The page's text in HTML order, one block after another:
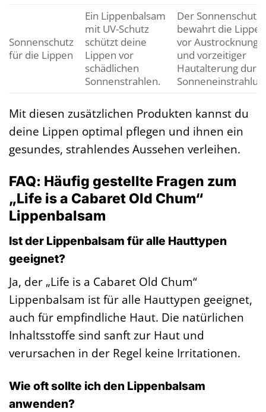
Sonnenschutz
für die Lippen
Ein Lippenbalsam
mit UV-Schutz
schützt deine
Lippen vor
schädlichen
Sonnenstrahlen.
Der Sonnenschutz
bewahrt die Lippen
vor Austrocknung
und vorzeitiger
Hautalterung
Mit diesen zusätzlichen Produkten kannst du
deine Lippen optimal pflegen und ihnen ein
gesundes, strahlendes Aussehen verleihen.
FAQ: Häufig gestellte Fragen zum
„Life is a Cabaret Old Chum“
Lippenbalsam
Ist der Lippenbalsam für alle Hauttypen
geeignet?
Ja, der „Life is a Cabaret Old Chum“
Lippenbalsam ist für alle Hauttypen geeignet,
auch für empfindliche Haut. Die natürlichen
Inhaltsstoffe sind sanft zur Haut und
verursachen in der Regel keine Irritationen.
Wie oft sollte ich den Lippenbalsam
anwenden?